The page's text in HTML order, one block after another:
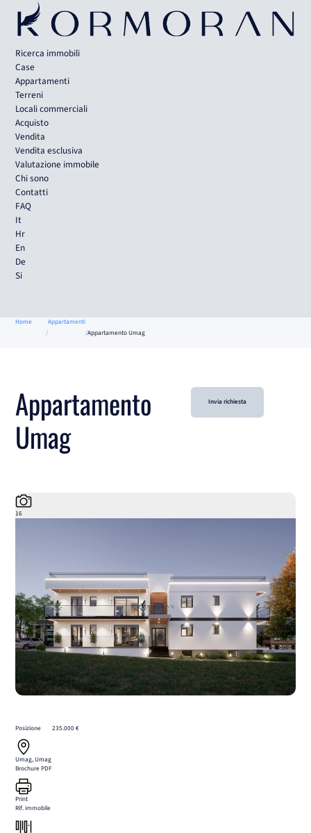
Ricerca immobili
Case
Appartamenti
Terreni
Locali commerciali
Acquisto
Vendita
Vendita esclusiva
Valutazione immobile
Chi sono
Contatti
FAQ
It
Hr
En
De
Si
Home
Appartamenti
Appartamento Umag
Appartamento
Umag
Invia richiesta
16
Posizione
Umag, Umag
Brochure PDF
Print
Rif. immobile
235.000 €